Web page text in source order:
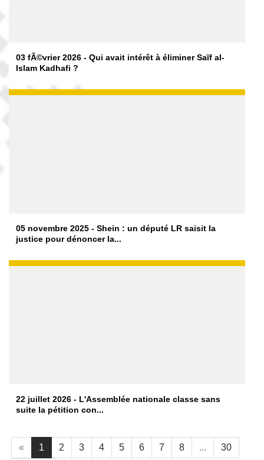
03 fÃ©vrier 2026 - Qui avait intérêt à éliminer Saïf al-
Islam Kadhafi ?
05 novembre 2025 - Shein : un député LR saisit la
justice pour dénoncer la...
22 juillet 2026 - L'Assemblée nationale classe sans
suite la pétition con...
« 1 2 3 4 5 6 7 8 ... 30